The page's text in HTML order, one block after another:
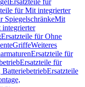
Ersatzteile für
für Mit integrierter
SpiegelschränkeMit
Ersatzteile für Ohne
GriffeWeiteres
Ersatzteile für
Ersatzteile für
BatteriebetriebErsatzteile